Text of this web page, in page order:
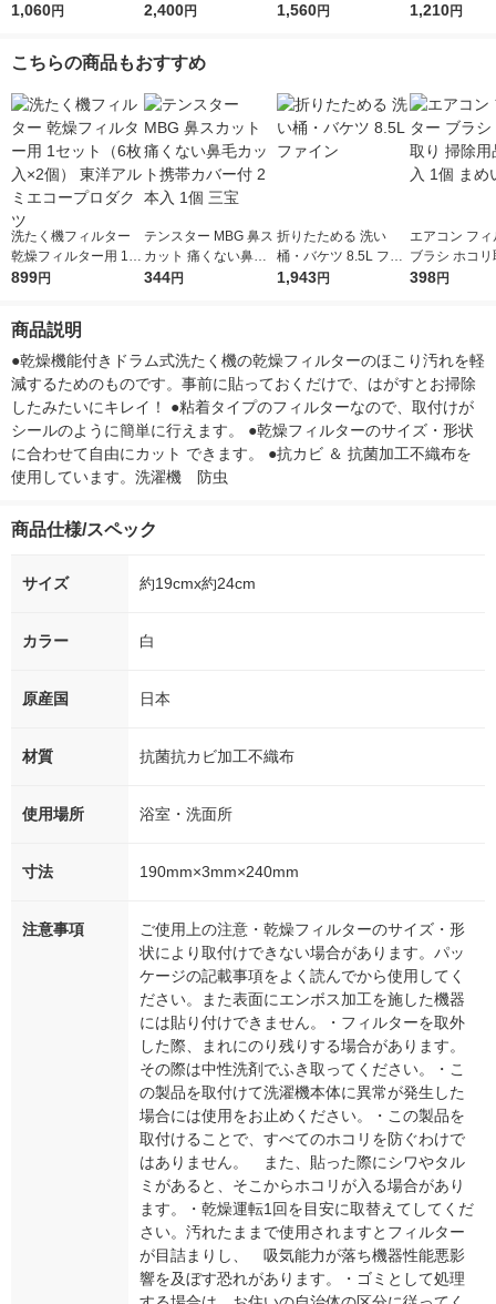
120g 1セット（2個）
1,060円
個 レック
2,400円
イプ 300g 1個 レック
1,560円
タイル目地用
1,210円
こちらの商品もおすすめ
洗たく機フィルター
乾燥フィルター用 1セ
ット（6枚入×2個） 東
899円
テンスター MBG 鼻ス
カット 痛くない鼻毛
カット携帯カバー付 2
344円
折りたためる 洗い
桶・バケツ 8.5L ファ
イン
1,943円
エアコン フ
ブラシ ホコ
除用品 1本入
398円
商品説明
●乾燥機能付きドラム式洗たく機の乾燥フィルターのほこり汚れを軽
減するためのものです。事前に貼っておくだけで、はがすとお掃除
したみたいにキレイ！ ●粘着タイプのフィルターなので、取付けが
シールのように簡単に行えます。 ●乾燥フィルターのサイズ・形状
に合わせて自由にカット できます。 ●抗カビ ＆ 抗菌加工不織布を
使用しています。洗濯機　防虫
商品仕様/スペック
サイズ 約19cmx約24cm
カラー 白
原産国 日本
材質 抗菌抗カビ加工不織布
使用場所 浴室・洗面所
寸法 190mm×3mm×240mm
注意事項
ご使用上の注意・乾燥フィルターのサイズ・形
状により取付けできない場合があります。パッ
ケージの記載事項をよく読んでから使用してく
ださい。また表面にエンボス加工を施した機器
には貼り付けできません。・フィルターを取外
した際、まれにのり残りする場合があります。
その際は中性洗剤でふき取ってください。・こ
の製品を取付けて洗濯機本体に異常が発生した
場合には使用をお止めください。・この製品を
取付けることで、すべてのホコリを防ぐわけで
はありません。 また、貼った際にシワやタル
ミがあると、そこからホコリが入る場合があり
ます。・乾燥運転1回を目安に取替えてしてくだ
さい。汚れたままで使用されますとフィルター
が目詰まりし、 吸気能力が落ち機器性能悪影
響を及ぼす恐れがあります。・ゴミとして処理